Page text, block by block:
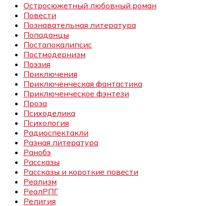
Остросюжетный любовный роман
Повести
Познавательная литература
Попаданцы
Постапокалипсис
Постмодернизм
Поэзия
Приключения
Приключенческая фантастика
Приключенческое фэнтези
Проза
Психоделика
Психология
Радиоспектакли
Разная литература
Ранобэ
Рассказы
Рассказы и короткие повести
Реализм
РеалРПГ
Религия